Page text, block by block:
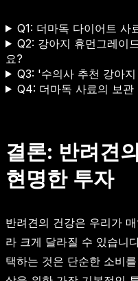
Q1: 더마독 다이어트 사
Q2: 강아지 휴먼그레이
요?
Q3: '수의사 추천 강아
Q4: 더마독 사료의 보
결론: 반려견
현명한 투자
반려견의 건강은 우리가
라 크게 달라질 수 있습니
택하는 것은 단순한 소비